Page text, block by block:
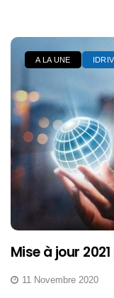
A LA UNE
Mise à jour
11 Novembre 2020